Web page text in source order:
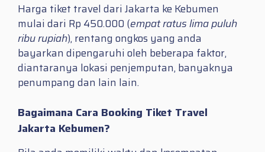
Harga tiket travel dari Jakarta ke Kebumen
mulai dari Rp 450.000 (empat ratus lima puluh
ribu rupiah), rentang ongkos yang anda
bayarkan dipengaruhi oleh beberapa faktor,
diantaranya lokasi penjemputan, banyaknya
penumpang dan lain lain.
Bagaimana Cara Booking Tiket Travel
Jakarta Kebumen?